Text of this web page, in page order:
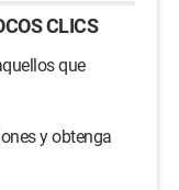
CLICS
que
y obtenga